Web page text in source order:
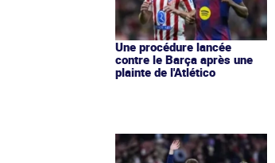
Une procédure lancée
contre le Barça après une
plainte de l'Atlético